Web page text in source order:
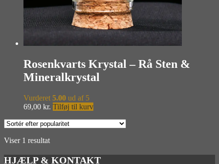
Rosenkvarts Krystal – Rå Sten &
Mineralkrystal
Vurderet 5.00 ud af 5
69,00 kr. Tilføj til kurv
Viser 1 resultat
HJÆLP & KONTAKT